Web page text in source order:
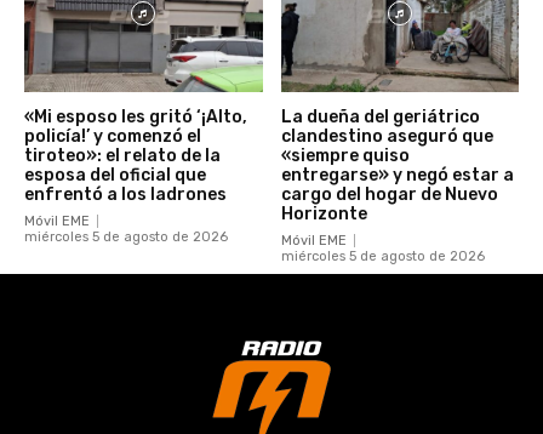
«Mi esposo les gritó ‘¡Alto,
policía!’ y comenzó el
tiroteo»: el relato de la
esposa del oficial que
enfrentó a los ladrones
Móvil EME
miércoles 5 de agosto de 2026
La dueña del geriátrico
clandestino aseguró que
«siempre quiso
entregarse» y negó estar a
cargo del hogar de Nuevo
Horizonte
Móvil EME
miércoles 5 de agosto de 2026